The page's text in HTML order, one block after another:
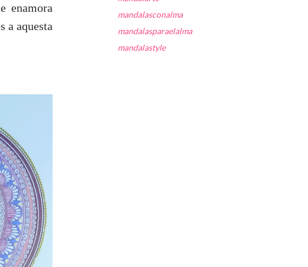
enamora
a aquesta
mandalasconalma
mandalasparaelalma
mandalastyle